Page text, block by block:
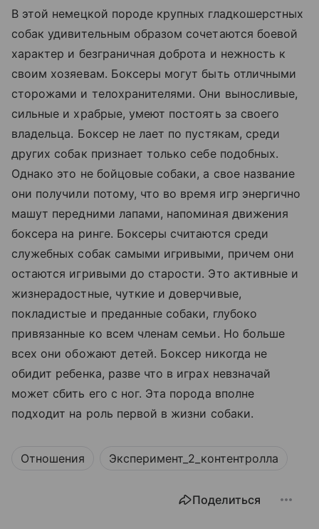
В этой немецкой породе крупных гладкошерстных
собак удивительным образом сочетаются боевой
характер и безграничная доброта и нежность к
своим хозяевам. Боксеры могут быть отличными
сторожами и телохранителями. Они выносливые,
сильные и храбрые, умеют постоять за своего
владельца. Боксер не лает по пустякам, среди
других собак признает только себе подобных.
Однако это не бойцовые собаки, а свое название
они получили потому, что во время игр энергично
машут передними лапами, напоминая движения
боксера на ринге. Боксеры считаются среди
служебных собак самыми игривыми, причем они
остаются игривыми до старости. Это активные и
жизнерадостные, чуткие и доверчивые,
покладистые и преданные собаки, глубоко
привязанные ко всем членам семьи. Но больше
всех они обожают детей. Боксер никогда не
обидит ребенка, разве что в играх невзначай
может сбить его с ног. Эта порода вполне
подходит на роль первой в жизни собаки.
Отношения Эксперимент_2_контентролла
Поделиться